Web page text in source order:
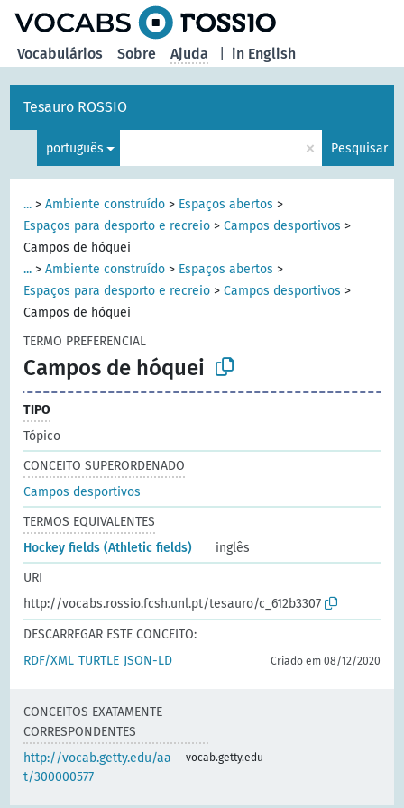
in English
Vocabulários Sobre Ajuda
Tesauro ROSSIO
português × Pesquisar
... >Ambiente construído > Espaços abertos >
Espaços para desporto e recreio >Campos desportivos >
Campos de hóquei
... >Ambiente construído > Espaços abertos >
Espaços para desporto e recreio >Campos desportivos >
Campos de hóquei
TERMO PREFERENCIAL
Campos de hóquei
TIPO
Tópico
CONCEITO SUPERORDENADO
Campos desportivos
TERMOS EQUIVALENTES
Hockey fields (Athletic fields)
inglês
URI
http://vocabs.rossio.fcsh.unl.pt/tesauro/c_612b3307
DESCARREGAR ESTE CONCEITO:
RDF/XML TURTLE JSON-LD Criado em 08/12/2020
CONCEITOS EXATAMENTE
CORRESPONDENTES
http://vocab.getty.edu/aa
t/300000577
vocab.getty.edu